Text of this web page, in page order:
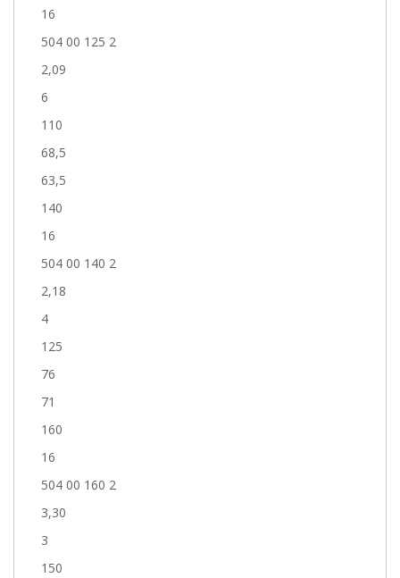
16
504 00 125 2
2,09
6
110
68,5
63,5
140
16
504 00 140 2
2,18
4
125
76
71
160
16
504 00 160 2
3,30
3
150